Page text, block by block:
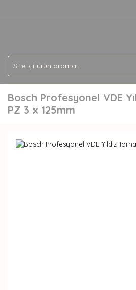
Bosch Profesyonel VDE
PZ 3 x 125mm